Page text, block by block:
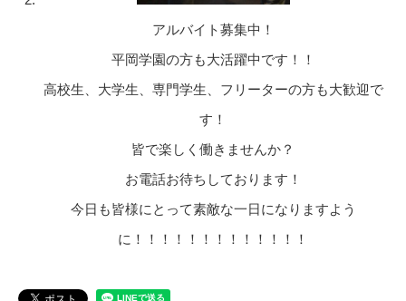
アルバイト募集中！
平岡学園の方も大活躍中です！！
高校生、大学生、専門学生、フリーターの方も大歓迎で
す！
皆で楽しく働きませんか？
お電話お待ちしております！
今日も皆様にとって素敵な一日になりますよう
に！！！！！！！！！！！！！